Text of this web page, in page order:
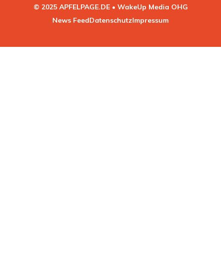
© 2025 APFELPAGE.DE • WakeUp Media OHG
News FeedDatenschutzImpressum